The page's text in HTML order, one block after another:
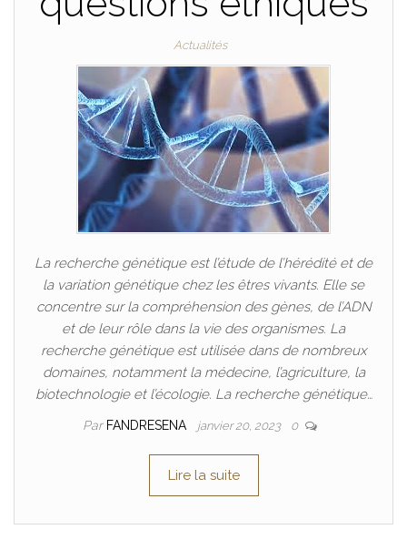
Actualités
La recherche génétique est l’étude de l’hérédité et de
la variation génétique chez les êtres vivants. Elle se
concentre sur la compréhension des gènes, de l’ADN
et de leur rôle dans la vie des organismes. La
recherche génétique est utilisée dans de nombreux
domaines, notamment la médecine, l’agriculture, la
biotechnologie et l’écologie. La recherche génétique…
Par FANDRESENA janvier 20, 2023 0
Lire la suite